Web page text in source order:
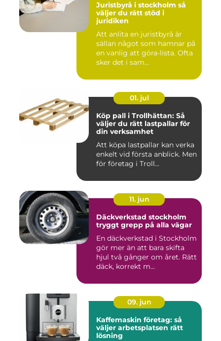
Juristbyrå i stockholm så
väljer du rätt stöd i
juridiken
Att anlita en juristbyrå är
sällan något som hamnar på
en vanlig att göra-lista. Ofta
sker det i sam...
01. jul
Köp pall i Trollhättan: Så
väljer du rätt lastpallar för
din verksamhet
Att köpa lastpallar kan verka
enkelt vid första anblick. Men
för företag i Troll...
11. jun
Däckverkstad stockholm
tryggt grepp på alla vägar
En däckverkstad i Stockholm
gör mer än att bara skifta
hjul två gånger om året. Rätt
däck, korrekt m...
09. jun
Kaffemaskin företag: så
väljer arbetsplatsen rätt
lösning